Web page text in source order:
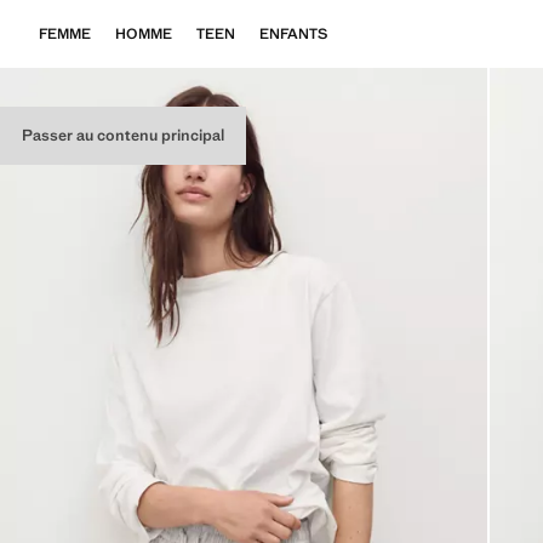
Passer au contenu principal
FEMME HOMME TEEN ENFANTS